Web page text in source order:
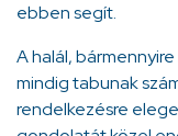
ebben segít.
A halál,
mindig tabunak
rendelkezésre